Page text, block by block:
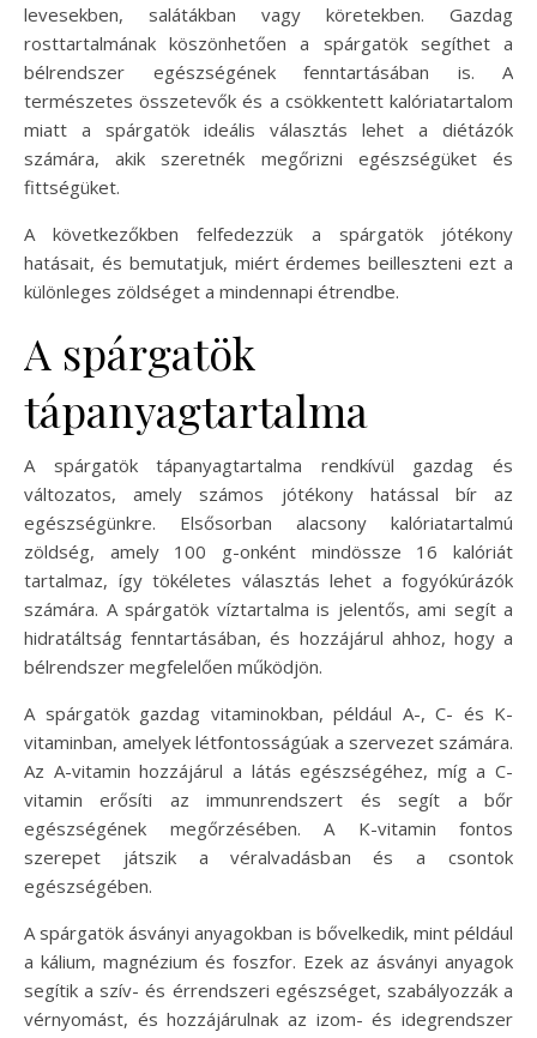
levesekben, salátákban vagy köretekben. Gazdag
rosttartalmának köszönhetően a spárgatök segíthet a
bélrendszer egészségének fenntartásában is. A
természetes összetevők és a csökkentett kalóriatartalom
miatt a spárgatök ideális választás lehet a diétázók
számára, akik szeretnék megőrizni egészségüket és
fittségüket.
A következőkben felfedezzük a spárgatök jótékony
hatásait, és bemutatjuk, miért érdemes beilleszteni ezt a
különleges zöldséget a mindennapi étrendbe.
A spárgatök
tápanyagtartalma
A spárgatök tápanyagtartalma rendkívül gazdag és
változatos, amely számos jótékony hatással bír az
egészségünkre. Elsősorban alacsony kalóriatartalmú
zöldség, amely 100 g-onként mindössze 16 kalóriát
tartalmaz, így tökéletes választás lehet a fogyókúrázók
számára. A spárgatök víztartalma is jelentős, ami segít a
hidratáltság fenntartásában, és hozzájárul ahhoz, hogy a
bélrendszer megfelelően működjön.
A spárgatök gazdag vitaminokban, például A-, C- és K-
vitaminban, amelyek létfontosságúak a szervezet számára.
Az A-vitamin hozzájárul a látás egészségéhez, míg a C-
vitamin erősíti az immunrendszert és segít a bőr
egészségének megőrzésében. A K-vitamin fontos
szerepet játszik a véralvadásban és a csontok
egészségében.
A spárgatök ásványi anyagokban is bővelkedik, mint például
a kálium, magnézium és foszfor. Ezek az ásványi anyagok
segítik a szív- és érrendszeri egészséget, szabályozzák a
vérnyomást, és hozzájárulnak az izom- és idegrendszer